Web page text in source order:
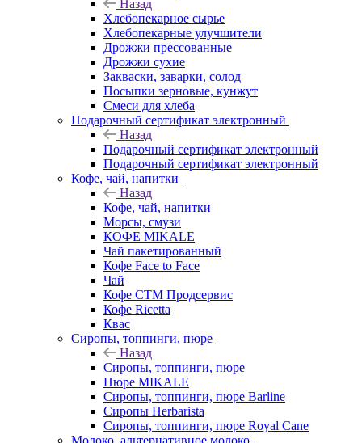
Назад
Хлебопекарное сырье
Хлебопекарные улучшители
Дрожжи прессованные
Дрожжи сухие
Закваски, заварки, солод
Посыпки зерновые, кунжут
Смеси для хлеба
Подарочный сертификат электронный
Назад
Подарочный сертификат электронный
Подарочный сертификат электронный
Кофе, чай, напитки
Назад
Кофе, чай, напитки
Морсы, смузи
КОФЕ MIKALE
Чай пакетированный
Кофе Face to Face
Чай
Кофе СТМ Продсервис
Кофе Ricetta
Квас
Сиропы, топпинги, пюре
Назад
Сиропы, топпинги, пюре
Пюре MIKALE
Сиропы, топпинги, пюре Barline
Сиропы Herbarista
Сиропы, топпинги, пюре Royal Cane
Молоко, альтернативное молоко